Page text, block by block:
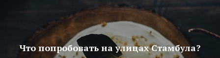
Что попробовать на улицах Стамбула?